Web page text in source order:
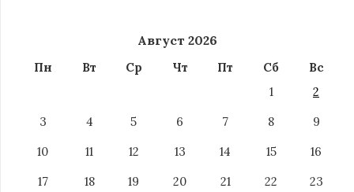
Август 2026
Пн Вт Ср Чт Пт Сб
Вс
1
2
3
4 5 6 7 8
9
10
11 12 13 14 15
16
17
18 19 20 21 22
23